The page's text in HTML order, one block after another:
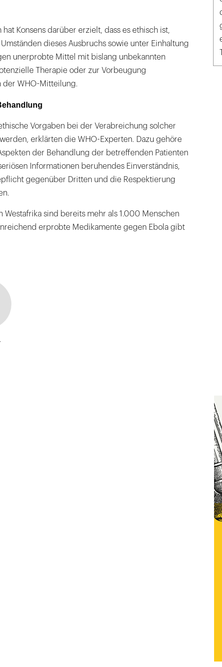
Konsens darüber erzielt, dass es ethisch ist,
dieses Ausbruchs sowie unter Einhaltung
unerprobte Mittel mit bislang unbekannten
Therapie oder zur Vorbeugung
der WHO-Mitteilung.
Vorgaben bei der Verabreichung solcher
erklärten die WHO-Experten. Dazu gehöre
der Behandlung der betreffenden Patienten
Informationen beruhendes Einverständnis,
gegenüber Dritten und die Respektierung
Westafrika sind bereits mehr als 1.000 Menschen
erprobte Medikamente gegen Ebola gibt